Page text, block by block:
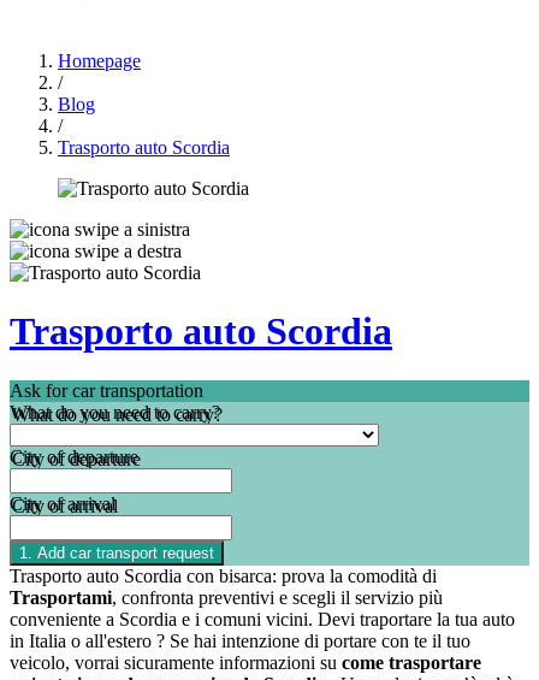
Homepage
/
Blog
/
Trasporto auto Scordia
Trasporto auto Scordia
Ask for car transportation
What do you need to carry?
City of departure
City of arrival
Trasporto auto Scordia con bisarca: prova la comodità di
Trasportami, confronta preventivi e scegli il servizio più
conveniente a Scordia e i comuni vicini. Devi traportare la tua auto
in Italia o all'estero ? Se hai intenzione di portare con te il tuo
veicolo, vorrai sicuramente informazioni su come trasportare